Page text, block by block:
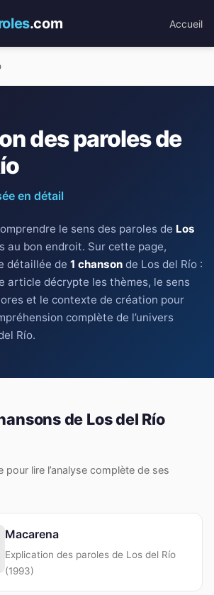
.com Accueil
des paroles de
en détail
le sens des paroles de Los
au bon endroit. Sur cette page,
détaillée de 1 chanson de Los del Río :
article décrypte les thèmes, le sens
et le contexte de création pour
complète de l’univers
Río.
de Los del Río
pour lire l’analyse complète de ses
Macarena
Explication des paroles de Los del Río
(1993)